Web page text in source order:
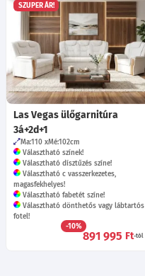
SZUPER ÁR!
Las Vegas ülőgarnitúra
3á+2d+1
Ma:110 Mé:102cm
Választható színek!
Választható dísztűzés színe!
Választható c vasszerkezetes,
magasfekhelyes!
Választható fabetét színe!
Választható dönthetős vagy lábtartós
fotel!
-10%
891 995 Ft-tól